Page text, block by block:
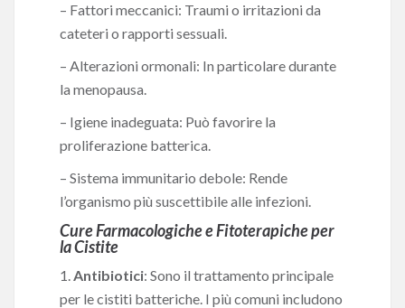
– Fattori meccanici: Traumi o irritazioni da
cateteri o rapporti sessuali.
– Alterazioni ormonali: In particolare durante
la menopausa.
– Igiene inadeguata: Può favorire la
proliferazione batterica.
– Sistema immunitario debole: Rende
l’organismo più suscettibile alle infezioni.
Cure Farmacologiche e Fitoterapiche per
la Cistite
1.Antibiotici: Sono il trattamento principale
per le cistiti batteriche. I più comuni includono